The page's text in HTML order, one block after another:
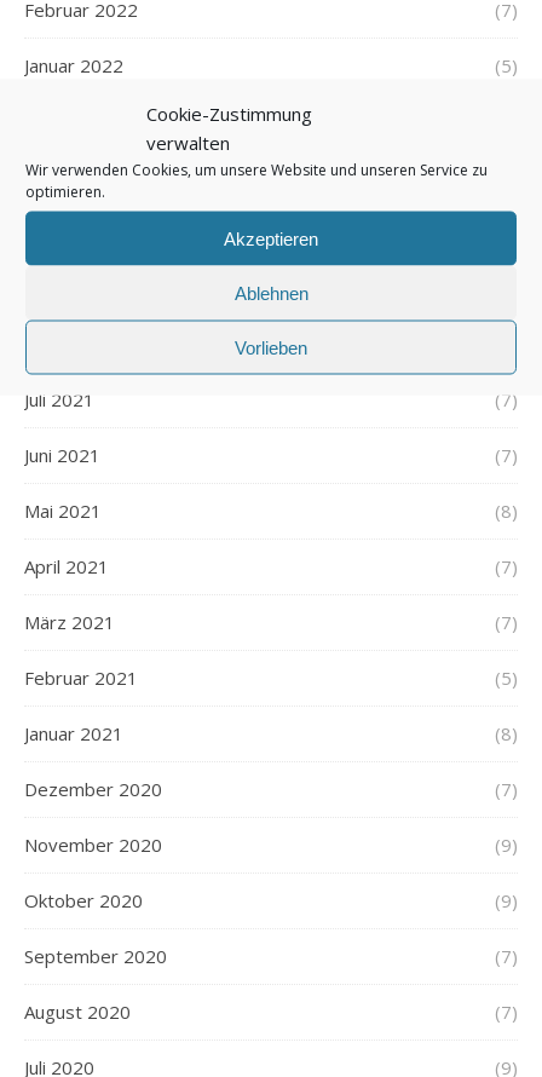
Cookie-Zustimmung
verwalten
Wir verwenden Cookies, um unsere Website und unseren Service zu
optimieren.
Akzeptieren
Ablehnen
Vorlieben
Februar 2022 (7)
Januar 2022 (5)
Dezember 2021
November 2021
Juli 2021 (7)
Juni 2021 (7)
Mai 2021 (8)
April 2021 (7)
März 2021 (7)
Februar 2021 (5)
Januar 2021 (8)
Dezember 2020 (7)
November 2020 (9)
Oktober 2020 (9)
September 2020 (7)
August 2020 (7)
Juli 2020 (9)